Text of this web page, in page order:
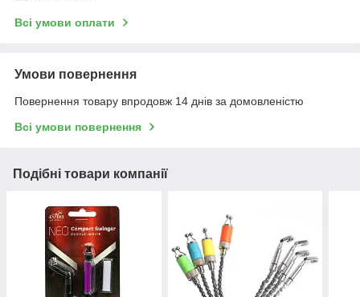
Всі умови оплати
Умови повернення
Повернення товару впродовж 14 днів за домовленістю
Всі умови повернення
Подібні товари компанії